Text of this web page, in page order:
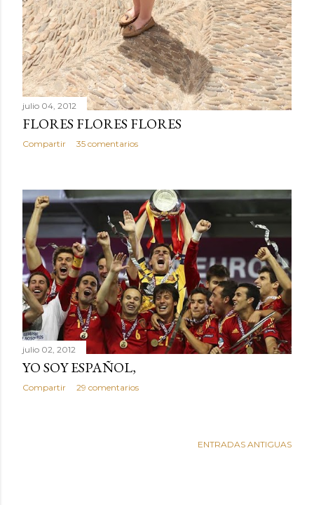
julio 04, 2012
FLORES FLORES FLORES
Compartir 35 comentarios
julio 02, 2012
YO SOY ESPAÑOL,
Compartir 29 comentarios
ENTRADAS ANTIGUAS